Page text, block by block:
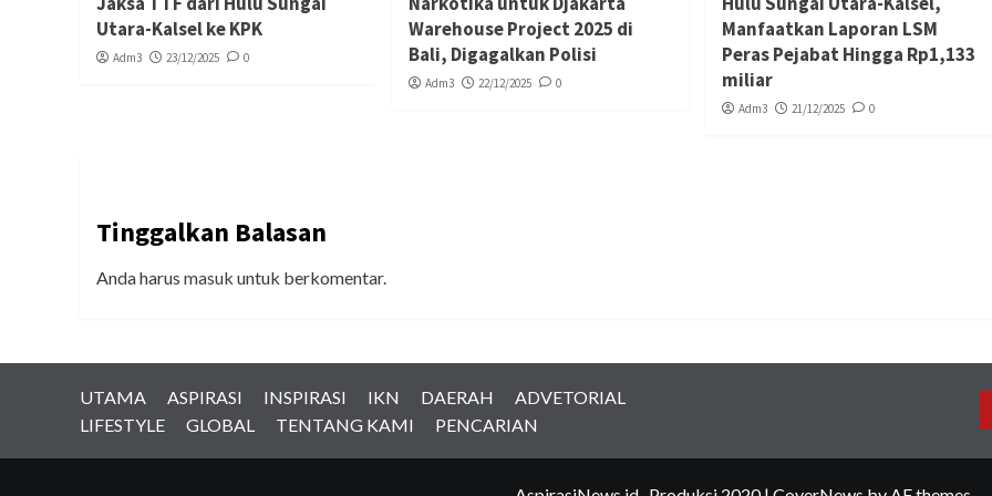
Utara-Kalsel ke KPK
Adm3 23/12/2025 0
Warehouse Project 2025 di
Bali, Digagalkan Polisi
Adm3 22/12/2025 0
Manfaatkan Laporan LSM
Peras Pejabat Hingga Rp1,133
miliar
Adm3 21/12/2025 0
Tinggalkan Balasan
Anda harus masuk untuk berkomentar.
UTAMA ASPIRASI INSPIRASI IKN DAERAH
ADVETORIAL
LIFESTYLE
GLOBAL TENTANG KAMI PENCARIAN